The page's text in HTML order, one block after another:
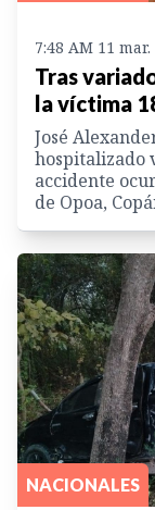
7:48 AM 11 mar.
Tras
la víctima
José
hospitalizado
accidente
de Opoa,
NACIONALES